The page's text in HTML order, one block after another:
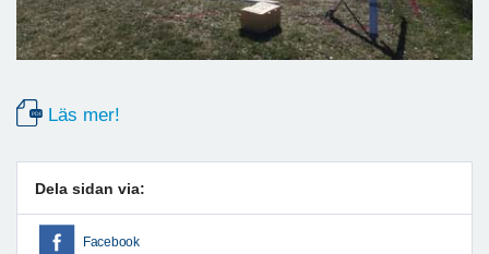
Läs mer!
Dela sidan via:
Facebook